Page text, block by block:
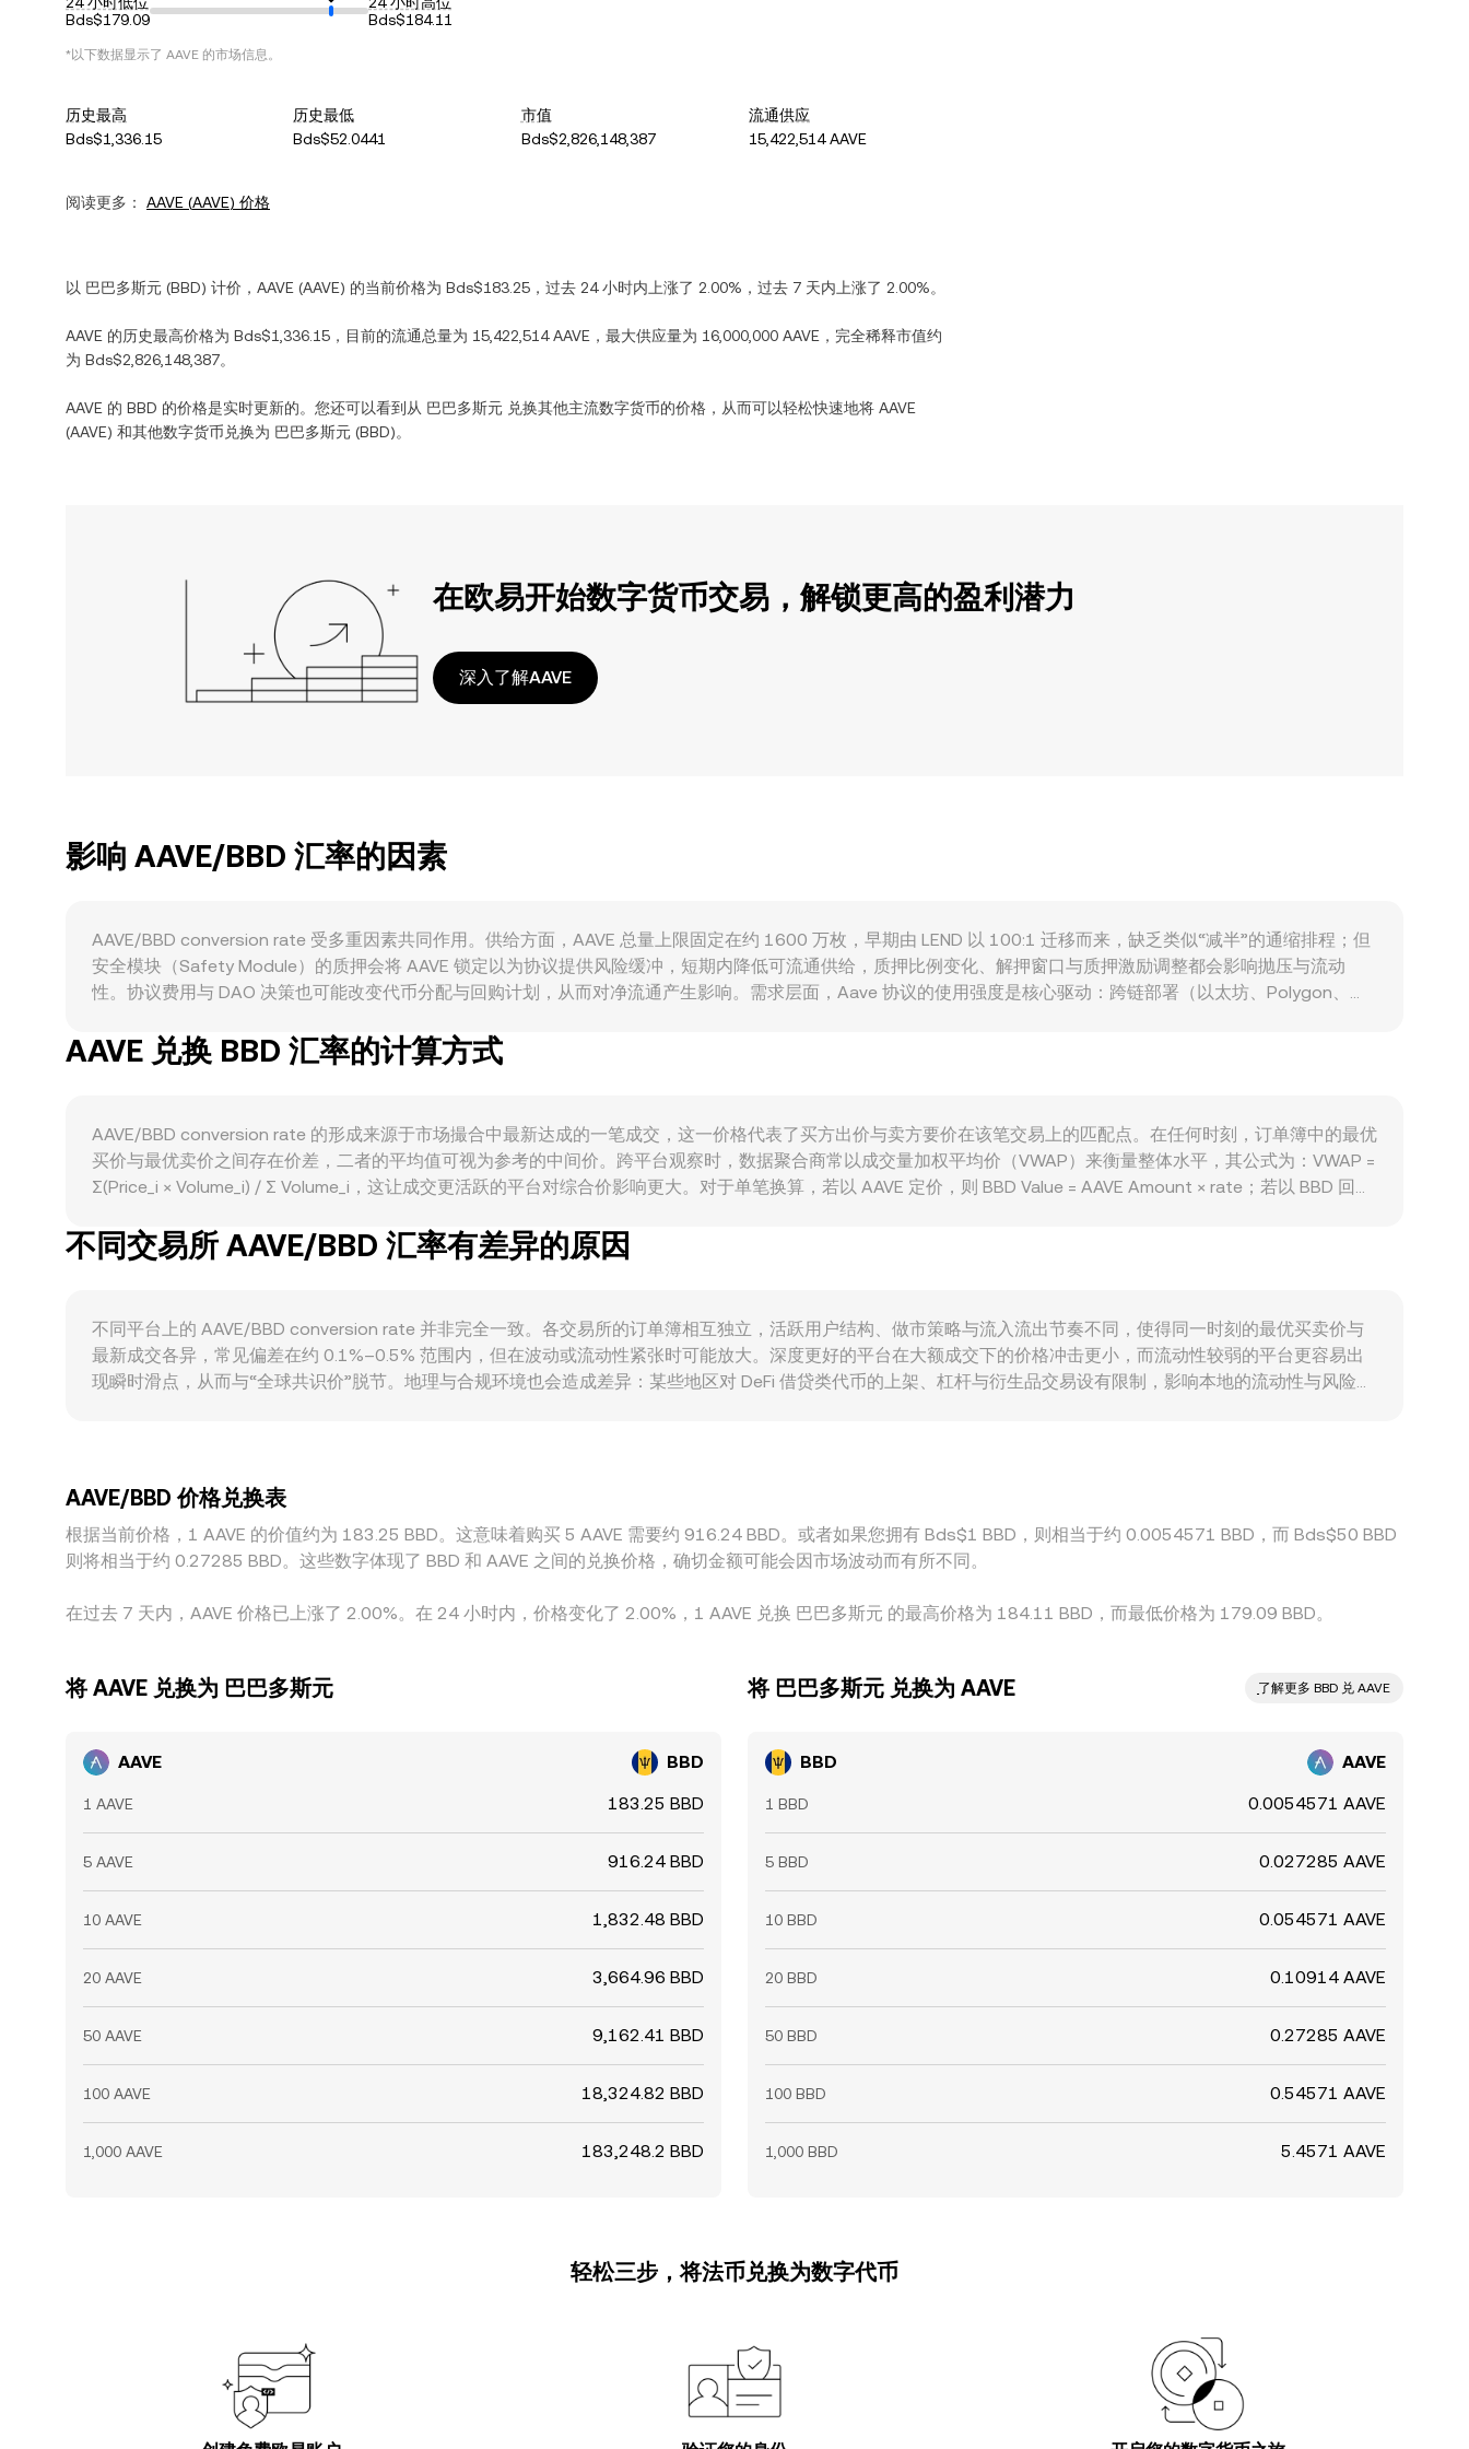
Bds$179.09
Bds$184.11
*以下数据显示了 AAVE 的市场信息。
历史最高
Bds$1,336.15
历史最低
Bds$52.0441
市值
Bds$2,826,148,387
流通供应
15,422,514 AAVE
阅读更多： AAVE (AAVE) 价格
以 巴巴多斯元 (BBD) 计价， AAVE (AAVE) 的当前价格为 Bds$183.25 ，过去 24 小时内 上涨了 2.00% ，过去 7 天内 上涨了 2.00%。
AAVE 的历史最高价格为 Bds$1,336.15 ，目前的流通总量为 15,422,514 AAVE ，最大供应量为 16,000,000 AAVE ，完全稀释市值约
为 Bds$2,826,148,387。
AAVE 的 BBD 的价格是实时更新的。您还可以看到从 巴巴多斯元 兑换其他主流数字货币的价格，从而可以轻松快速地将 AAVE
(AAVE) 和其他数字货币兑换为 巴巴多斯元 (BBD)。
在欧易开始数字货币交易，解锁更高的盈利潜力
深入了解AAVE
影响 AAVE/BBD 汇率的因素
AAVE/BBD conversion rate 受多重因素共同作用。供给方面，AAVE 总量上限固定在约 1600 万枚，早期由 LEND 以 100:1 迁移而来，缺乏类似“减半”的通缩排程；但
安全模块（Safety Module）的质押会将 AAVE 锁定以为协议提供风险缓冲，短期内降低可流通供给，质押比例变化、解押窗口与质押激励调整都会影响抛压与流动
性。协议费用与 DAO 决策也可能改变代币分配与回购计划，从而对净流通产生影响。需求层面，Aave 协议的使用强度是核心驱动：跨链部署（以太坊、Polygon、
原生稳定币 GHO 的协同（如治理与激励）亦会改变对 AAVE 的持有与使用意愿。宏观方面，AAVE 与比特币整体方向高度相关，风险偏好升降常主导短期波动；BBD 与
美元紧密挂钩，因此美元走强、利率预期上升或全球风险偏好转弱，通常会在以 BBD 计价时对 AAVE/BBD conversion rate 形成压力。监管事件亦不可忽视：针对 DeFi
与幅度、到期权的大额交割集中期、链上“巨鲸”地址的质押与解押、DAO 金库及风控相关大额转账，都会在短期内放大波动并牵动 AAVE/BBD conversion rate。
AAVE 兑换 BBD 汇率的计算方式
AAVE/BBD conversion rate 的形成来源于市场撮合中最新达成的一笔成交，这一价格代表了买方出价与卖方要价在该笔交易上的匹配点。在任何时刻，订单簿中的最优
买价与最优卖价之间存在价差，二者的平均值可视为参考的中间价。跨平台观察时，数据聚合商常以成交量加权平均价（VWAP）来衡量整体水平，其公式为：VWAP =
Σ(Price_i × Volume_i) / Σ Volume_i，这让成交更活跃的平台对综合价影响更大。对于单笔换算，若以 AAVE 定价，则 BBD Value = AAVE Amount × rate；若以 BBD 回推
制，其中资金池中 AAVE 与另一侧资产的余额分别为 x 与 y，价格可近似为 y/x；当大额交易推动池中余额偏离时，价格会沿曲线滑动，进而通过聚合器的 VWAP 传导
至 AAVE/BBD conversion rate 的参考水平。综上，订单簿的最新成交、买卖盘深度与价差、跨平台 VWAP 以及 AMM 池内的定价机制，共同决定了任意时点的
不同交易所 AAVE/BBD 汇率有差异的原因
不同平台上的 AAVE/BBD conversion rate 并非完全一致。各交易所的订单簿相互独立，活跃用户结构、做市策略与流入流出节奏不同，使得同一时刻的最优买卖价与
最新成交各异，常见偏差在约 0.1%–0.5% 范围内，但在波动或流动性紧张时可能放大。深度更好的平台在大额成交下的价格冲击更小，而流动性较弱的平台更容易出
现瞬时滑点，从而与“全球共识价”脱节。地理与合规环境也会造成差异：某些地区对 DeFi 借贷类代币的上架、杠杆与衍生品交易设有限制，影响本地的流动性与风险偏
AAVE/BBD 价格兑换表
根据当前价格，1 AAVE 的价值约为 183.25 BBD。这意味着购买 5 AAVE 需要约 916.24 BBD。或者如果您拥有 Bds$1 BBD，则相当于约 0.0054571 BBD，而 Bds$50 BBD
则将相当于约 0.27285 BBD。这些数字体现了 BBD 和 AAVE 之间的兑换价格，确切金额可能会因市场波动而有所不同。
在过去 7 天内，AAVE 价格已上涨了 2.00%。在 24 小时内，价格变化了 2.00%，1 AAVE 兑换 巴巴多斯元 的最高价格为 184.11 BBD，而最低价格为 179.09 BBD。
将 AAVE 兑换为 巴巴多斯元
AAVE BBD
1 AAVE 183.25 BBD
5 AAVE 916.24 BBD
10 AAVE 1,832.48 BBD
20 AAVE 3,664.96 BBD
50 AAVE 9,162.41 BBD
100 AAVE 18,324.82 BBD
1,000 AAVE 183,248.2 BBD
将 巴巴多斯元 兑换为 AAVE ִִִִִִִִִִִִִִִִִִִִִִִִִִִִִִִִִִִִִִִִִִִִִִִ了解更多 BBD 兑 AAVE
BBD AAVE
1 BBD 0.0054571 AAVE
5 BBD 0.027285 AAVE
10 BBD 0.054571 AAVE
20 BBD 0.10914 AAVE
50 BBD 0.27285 AAVE
100 BBD 0.54571 AAVE
1,000 BBD 5.4571 AAVE
轻松三步，将法币兑换为数字代币